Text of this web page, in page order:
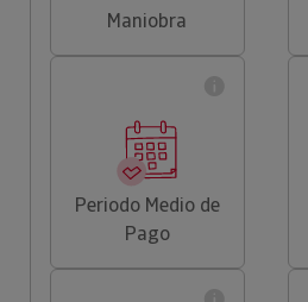
Maniobra
Periodo Medio de
Pago